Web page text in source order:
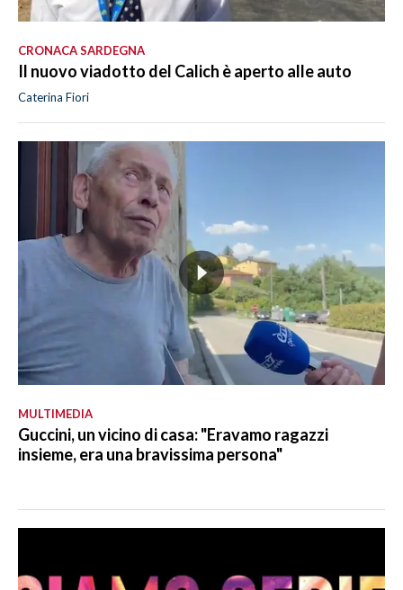
CRONACA SARDEGNA
Il nuovo viadotto del Calich è aperto alle auto
Caterina Fiori
MULTIMEDIA
Guccini, un vicino di casa: "Eravamo ragazzi
insieme, era una bravissima persona"